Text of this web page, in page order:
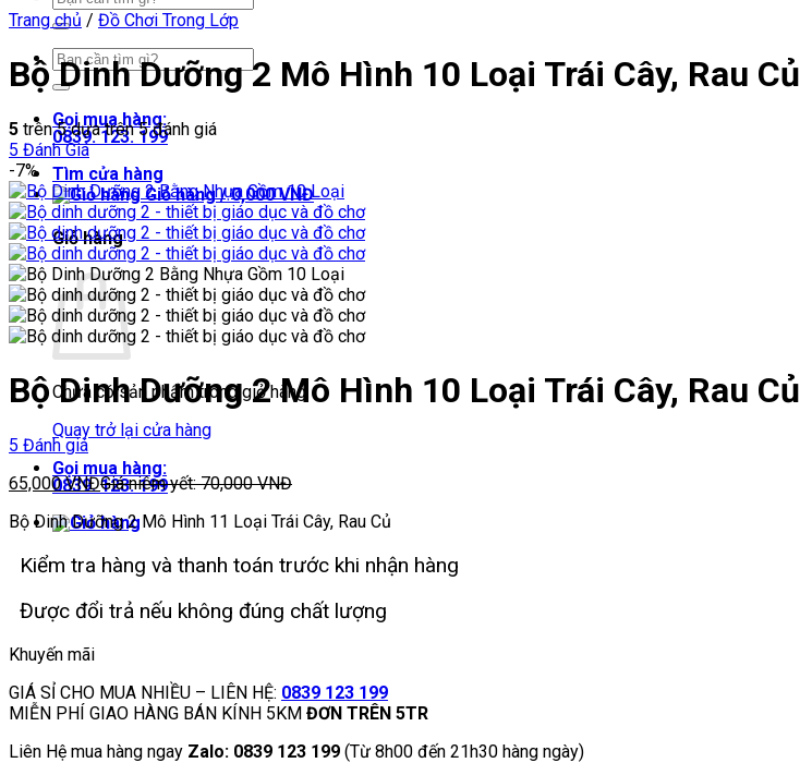
kiếm:
Tìm
kiếm:
Gọi mua hàng:
0839. 123. 199
Tìm cửa hàng
Giỏ hàng /0,000VNĐ
Giỏ hàng
Chưa có sản phẩm trong giỏ hàng.
Quay trở lại cửa hàng
Gọi mua hàng:
0839. 123. 199
Trang chủ / Đồ Chơi Trong Lớp
Bộ Dinh Dưỡng 2 Mô Hình 10 Loại Trái Cây, Rau Củ
5 trên 5 dựa trên5đánh giá
5 Đánh Giá
-7%
Bộ Dinh Dưỡng 2 Mô Hình 10 Loại Trái Cây, Rau Củ
5 Đánh giá
65,000VNĐGiá niêm yết:70,000VNĐ
Bộ Dinh Dưỡng 2 Mô Hình 11 Loại Trái Cây, Rau Củ
Kiểm tra hàng và thanh toán trước khi nhận hàng
Được đổi trả nếu không đúng chất lượng
Khuyến mãi
GIÁ SỈ CHO MUA NHIỀU – LIÊN HỆ: 0839 123 199
MIỄN PHÍ GIAO HÀNG BÁN KÍNH 5KM ĐƠN TRÊN 5TR
Liên Hệ mua hàng ngay Zalo: 0839 123 199 (Từ 8h00 đến 21h30 hàng ngày)